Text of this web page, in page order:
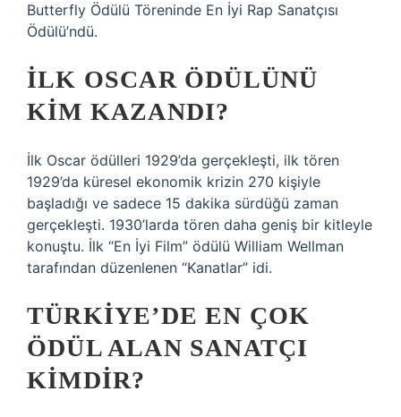
Butterfly Ödülü Töreninde En İyi Rap Sanatçısı
Ödülü’ndü.
İLK OSCAR ÖDÜLÜNÜ
KIM KAZANDI?
İlk Oscar ödülleri 1929’da gerçekleşti, ilk tören
1929’da küresel ekonomik krizin 270 kişiyle
başladığı ve sadece 15 dakika sürdüğü zaman
gerçekleşti. 1930’larda tören daha geniş bir kitleyle
konuştu. İlk “En İyi Film” ödülü William Wellman
tarafından düzenlenen “Kanatlar” idi.
TÜRKIYE’DE EN ÇOK
ÖDÜL ALAN SANATÇI
KIMDIR?